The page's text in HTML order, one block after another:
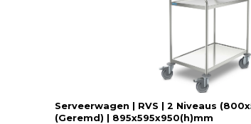
Serveerwagen | RVS | 2 Niveaus
(Geremd) | 895x595x950(h)mm